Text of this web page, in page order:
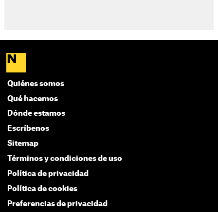
Quiénes somos
Qué hacemos
Dónde estamos
Escríbenos
Sitemap
Términos y condiciones de uso
Política de privacidad
Política de cookies
Preferencias de privacidad